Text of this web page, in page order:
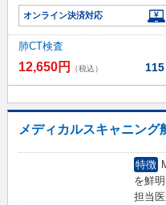
オンライン決済対応
肺CT検査
12,650円 （税込） 115
メディカルスキャニング
特徴
を鮮
担当